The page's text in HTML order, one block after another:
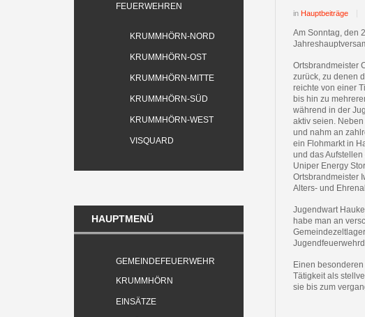
FEUERWEHREN
KRUMMHÖRN-NORD
KRUMMHÖRN-OST
KRUMMHÖRN-MITTE
KRUMMHÖRN-SÜD
KRUMMHÖRN-WEST
VISQUARD
HAUPTMENÜ
GEMEINDEFEUERWEHR
KRUMMHÖRN
EINSÄTZE
in Hauptbeiträge
Am Sonntag, den
Ortsbrandmeister
zurück, zu denen
reichte von einer
bis hin zu
während in der
aktiv seien.
und nahm an
ein Flohmarkt in
und das
Uniper Energy
Ortsbrandmeister
Alters- und
Jugendwart
habe man an
Einen
Tätigkeit als
sie bis zum